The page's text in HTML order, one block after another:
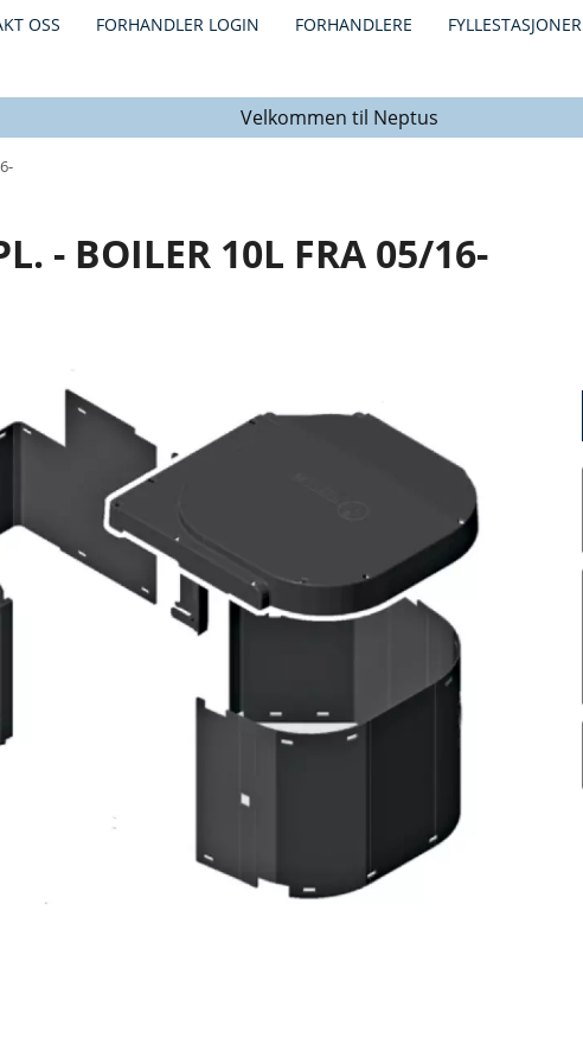
OSS FORHANDLER LOGIN FORHANDLERE FYLLESTASJONER
Velkommen til Neptus
- BOILER 10L FRA 05/16-